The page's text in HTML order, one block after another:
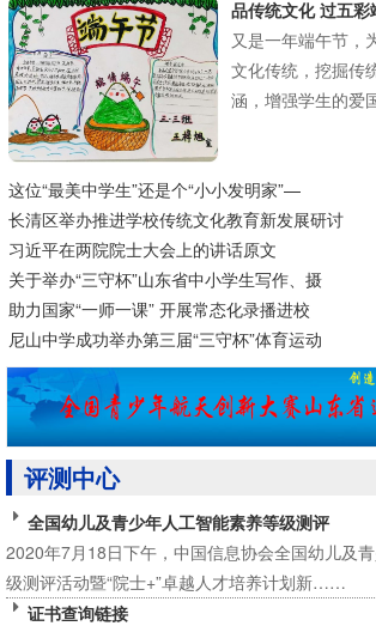
品传统文化 过五彩
又是一年端午节，
文化传统，挖掘传
涵，增强学生的
这位“最美中学生”还是个“小小发明家”—
长清区举办推进学校传统文化教育新发展研讨
习近平在两院院士大会上的讲话原文
关于举办“三守杯”山东省中小学生写作、摄
助力国家“一师一课” 开展常态化录播进校
尼山中学成功举办第三届“三守杯”体育运动
评测中心
全国幼儿及青少年人工智能素养等级测评
2020年7月18日下午，中国信息协会全国幼儿及
级测评活动暨“院士+”卓越人才培养计划新……
证书查询链接